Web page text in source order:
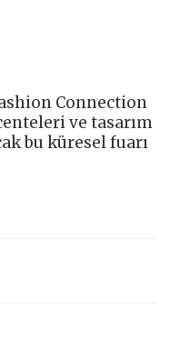
Connection
ve tasarım
bu küresel fuarı